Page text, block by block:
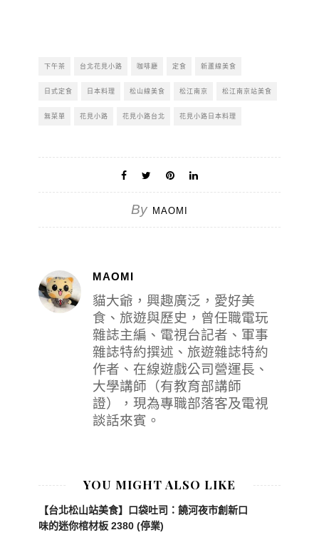
下午茶 台北花見小路 咖啡廳 定食 新蘆線美食
日式定食 日本料理 松山線美食 松江南京 松江南京站美食
無菜單 花見小路 花見小路台北 花見小路日本料理
By MAOMI
MAOMI
貓大爺，興趣廣泛，愛好美
食、旅遊與歷史，曾任職電玩
雜誌主編、電視台記者、軍事
雜誌特約撰述、旅遊雜誌特約
作者、在線遊戲公司營運長、
大學講師（有教育部講師
證），現為專職部落客及電視
談話來賓。
YOU MIGHT ALSO LIKE
【台北松山站美食】口袋吐司：饒河夜市創新口
味的迷你棺材板 2380 (停業)